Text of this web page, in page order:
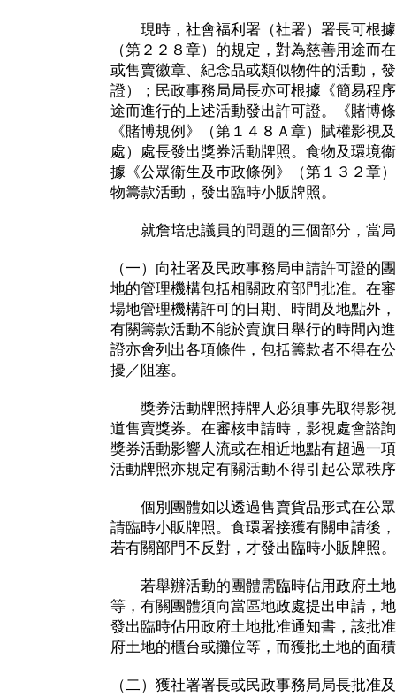
現時，社會福利署（社署）署長可根據
（第２２８章）的規定，對為慈善用途而
或售賣徽章、紀念品或類似物件的活動，
證）；民政事務局局長亦可根據《簡易程
途而進行的上述活動發出許可證。《賭博
《賭博規例》（第１４８Ａ章）賦權影視
處）處長發出獎券活動牌照。食物及環境
據《公眾衞生及巿政條例》（第１３２章
物籌款活動，發出臨時小販牌照。
就詹培忠議員的問題的三個部分，當局
（一）向社署及民政事務局申請許可證的
地的管理機構包括相關政府部門批准。在
場地管理機構許可的日期、時間及地點外
有關籌款活動不能於賣旗日舉行的時間內
證亦會列出各項條件，包括籌款者不得在
擾／阻塞。
獎券活動牌照持牌人必須事先取得影視
道售賣獎券。在審核申請時，影視處會諮
獎券活動影響人流或在相近地點有超過一
活動牌照亦規定有關活動不得引起公眾秩
個別團體如以透過售賣貨品形式在公眾
請臨時小販牌照。食環署接獲有關申請後
若有關部門不反對，才發出臨時小販牌照。
若舉辦活動的團體需臨時佔用政府土地
等，有關團體須向當區地政處提出申請，
發出臨時佔用政府土地批准通知書，該批
府土地的櫃台或攤位等，而獲批土地的面
（二）獲社署署長或民政事務局局長批准